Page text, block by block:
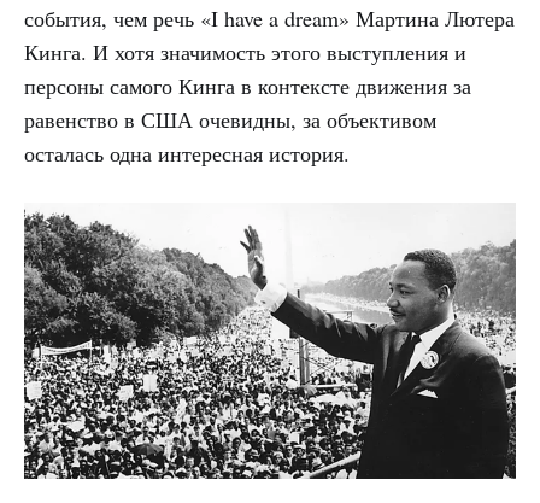
события, чем речь «I have a dream» Мартина Лютера
Кинга. И хотя значимость этого выступления и
персоны самого Кинга в контексте движения за
равенство в США очевидны, за объективом
осталась одна интересная история.